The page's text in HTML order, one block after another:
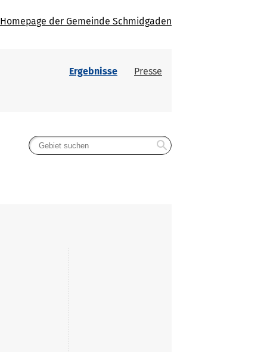
Homepage der Gemeinde Schmidgaden
Ergebnisse Presse
search